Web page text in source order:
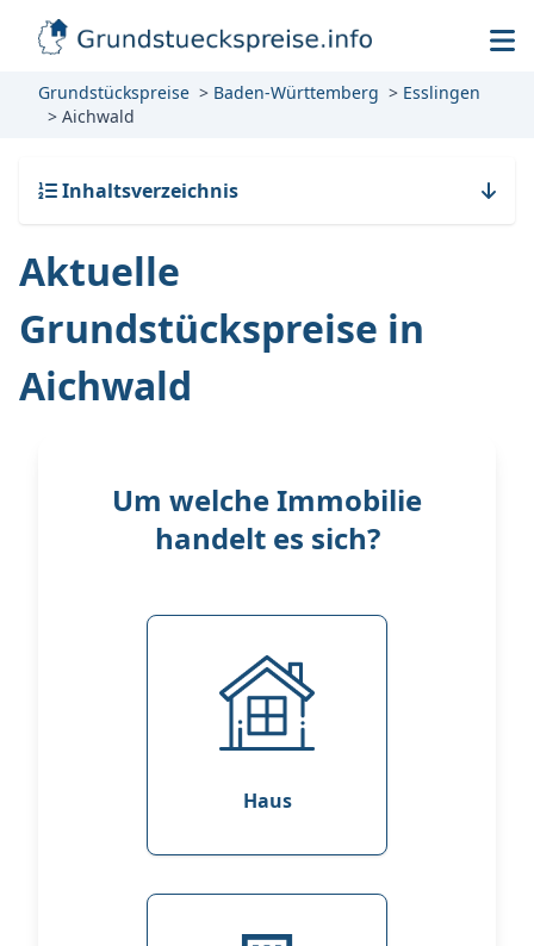
Grundstückspreise Baden-Württemberg
Esslingen
Aichwald
Inhaltsverzeichnis
Aktuelle
Grundstückspreise in
Aichwald
Um welche Immobilie
handelt es sich?
Haus